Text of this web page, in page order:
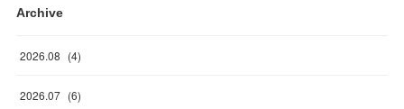
Archive
2026.08 (4)
2026.07 (6)